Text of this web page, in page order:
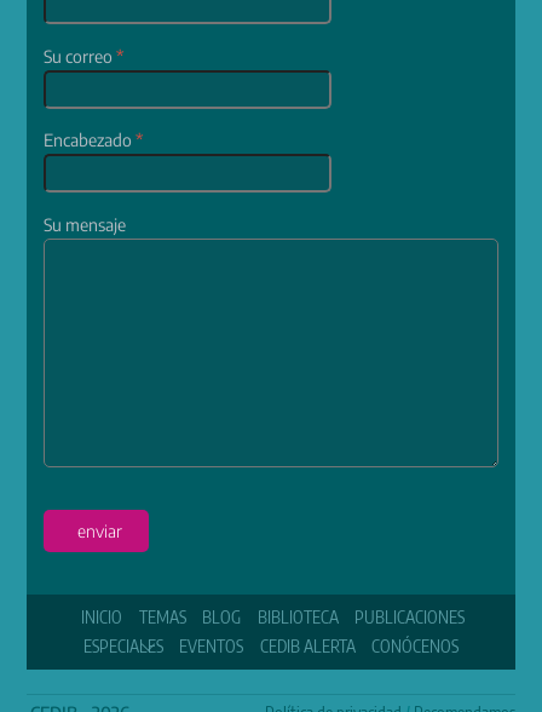
Su correo*
Encabezado*
Su mensaje
enviar
INICIO TEMAS BLOG BIBLIOTECA
PUBLICACIONES
ESPECIALES
EVENTOS CEDIB ALERTA CONÓCENOS